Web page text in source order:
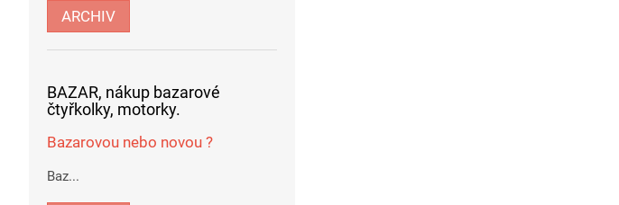
ARCHIV
BAZAR, nákup bazarové
čtyřkolky, motorky.
Bazarovou nebo novou ?
Baz...